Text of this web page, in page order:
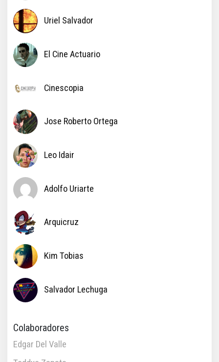
Uriel Salvador
El Cine Actuario
Cinescopia
Jose Roberto Ortega
Leo Idair
Adolfo Uriarte
Arquicruz
Kim Tobias
Salvador Lechuga
Colaboradores
Edgar Del Valle